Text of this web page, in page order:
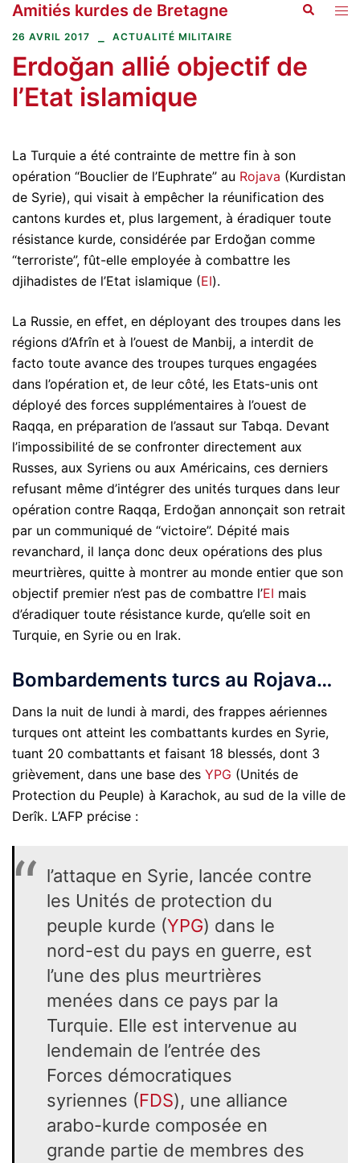
Aller
au
Amitiés kurdes de Bretagne
26 AVRIL 2017 ACTUALITÉ MILITAIRE
Erdoğan allié objectif de
l’Etat islamique
La Turquie a été contrainte de mettre fin à son
opération “Bouclier de l’Euphrate” au Rojava (Kurdistan
de Syrie), qui visait à empêcher la réunification des
cantons kurdes et, plus largement, à éradiquer toute
résistance kurde, considérée par Erdoğan comme
“terroriste”, fût-elle employée à combattre les
djihadistes de l’Etat islamique (EI).
La Russie, en effet, en déployant des troupes dans les
régions d’Afrîn et à l’ouest de Manbij, a interdit de
facto toute avance des troupes turques engagées
dans l’opération et, de leur côté, les Etats-unis ont
déployé des forces supplémentaires à l’ouest de
Raqqa, en préparation de l’assaut sur Tabqa. Devant
l’impossibilité de se confronter directement aux
Russes, aux Syriens ou aux Américains, ces derniers
refusant même d’intégrer des unités turques dans leur
opération contre Raqqa, Erdoğan annonçait son retrait
par un communiqué de “victoire”. Dépité mais
revanchard, il lança donc deux opérations des plus
meurtrières, quitte à montrer au monde entier que son
objectif premier n’est pas de combattre l’EI mais
d’éradiquer toute résistance kurde, qu’elle soit en
Turquie, en Syrie ou en Irak.
Bombardements turcs au Rojava…
Dans la nuit de lundi à mardi, des frappes aériennes
turques ont atteint les combattants kurdes en Syrie,
tuant 20 combattants et faisant 18 blessés, dont 3
grièvement, dans une base des YPG (Unités de
Protection du Peuple) à Karachok, au sud de la ville de
Derîk. L’AFP précise :
l’attaque en Syrie, lancée contre
les Unités de protection du
peuple kurde (YPG) dans le
nord-est du pays en guerre, est
l’une des plus meurtrières
menées dans ce pays par la
Turquie. Elle est intervenue au
lendemain de l’entrée des
Forces démocratiques
syriennes (FDS), une alliance
arabo-kurde composée en
grande partie de membres des